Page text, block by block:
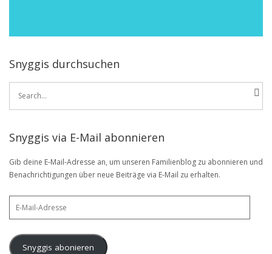
Snyggis durchsuchen
Search
Snyggis via E-Mail abonnieren
Gib deine E-Mail-Adresse an, um unseren Familienblog zu abonnieren und
Benachrichtigungen über neue Beiträge via E-Mail zu erhalten.
Snyggis abonieren